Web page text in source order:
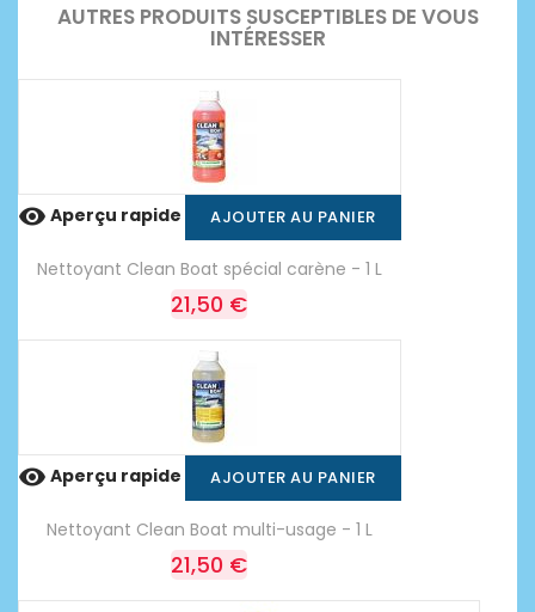
AUTRES PRODUITS SUSCEPTIBLES DE VOUS
INTÉRESSER
 Aperçu rapide AJOUTER AU PANIER
Nettoyant Clean Boat spécial carène - 1 L
21,50 €
 Aperçu rapide AJOUTER AU PANIER
Nettoyant Clean Boat multi-usage - 1 L
21,50 €